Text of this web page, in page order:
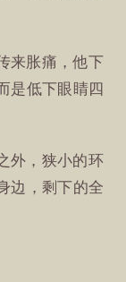
来胀痛，他下
是低下眼睛四
外，狭小的环
边，剩下的全